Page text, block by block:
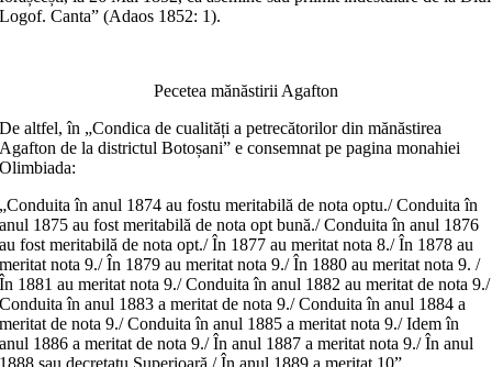
Logof. Canta” (Adaos 1852: 1).
Pecetea mănăstirii Agafton
De altfel, în „Condica de cualități a petrecătorilor din mănăstirea
Agafton de la districtul Botoșani” e consemnat pe pagina monahiei
Olimbiada:
„Conduita în anul 1874 au fostu meritabilă de nota optu./ Conduita în
anul 1875 au fost meritabilă de nota opt bună./ Conduita în anul 1876
au fost meritabilă de nota opt./ În 1877 au meritat nota 8./ În 1878 au
meritat nota 9./ În 1879 au meritat nota 9./ În 1880 au meritat nota 9. /
În 1881 au meritat nota 9./ Conduita în anul 1882 au meritat de nota 9./
Conduita în anul 1883 a meritat de nota 9./ Conduita în anul 1884 a
meritat de nota 9./ Conduita în anul 1885 a meritat nota 9./ Idem în
anul 1886 a meritat de nota 9./ În anul 1887 a meritat nota 9./ În anul